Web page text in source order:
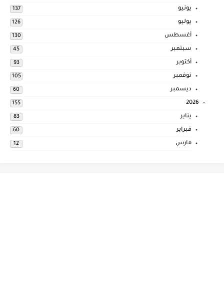
يونيو 137
يوليو 126
أغسطس 130
سبتمبر 45
أكتوبر 93
نوفمبر 105
ديسمبر 60
2026
155
يناير 83
فبراير 60
مارس 12